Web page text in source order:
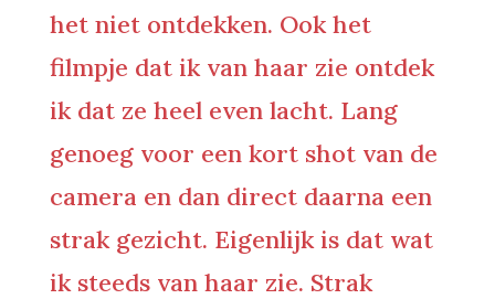
het niet ontdekken. Ook het
filmpje dat ik van haar zie ontdek
ik dat ze heel even lacht. Lang
genoeg voor een kort shot van de
camera en dan direct daarna een
strak gezicht. Eigenlijk is dat wat
ik steeds van haar zie. Strak